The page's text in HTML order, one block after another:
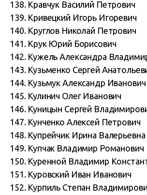
138. Кравчук Василий Петрович
139. Кривецкий Игорь Игоревич
140. Круглов Николай Петрович
141. Крук Юрий Борисович
142. Кужель Александра
143. Кузьменко Сергей
144. Кузьмук Александр Иванович
145. Кулинич Олег Иванович
146. Куницын Сергей
147. Кунченко Алексей Петрович
148. Купрейчик Ирина Валерьевна
149. Купчак Владимир Романович
150. Куренной Владимир
151. Куровский Иван Иванович
152. Курпиль Степан